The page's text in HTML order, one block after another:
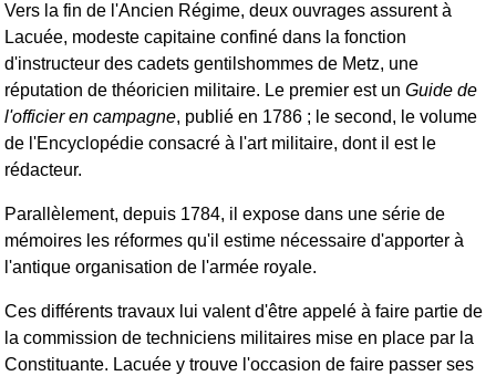
Vers la fin de l'Ancien Régime, deux ouvrages assurent à
Lacuée, modeste capitaine confiné dans la fonction
d'instructeur des cadets gentilshommes de Metz, une
réputation de théoricien militaire. Le premier est un Guide de
l'officier en campagne, publié en 1786 ; le second, le volume
de l'Encyclopédie consacré à l'art militaire, dont il est le
rédacteur.
Parallèlement, depuis 1784, il expose dans une série de
mémoires les réformes qu'il estime nécessaire d'apporter à
l'antique organisation de l'armée royale.
Ces différents travaux lui valent d'être appelé à faire partie de
la commission de techniciens militaires mise en place par la
Constituante. Lacuée y trouve l'occasion de faire passer ses